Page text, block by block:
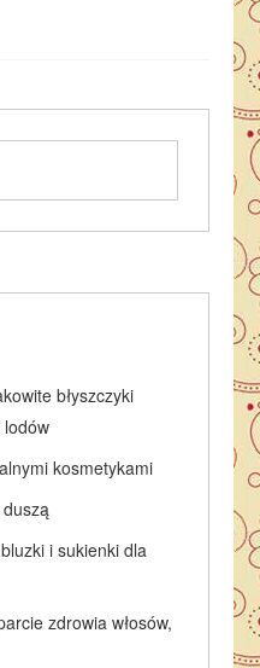
błyszczyki
kosmetykami
i sukienki dla
zdrowia włosów,